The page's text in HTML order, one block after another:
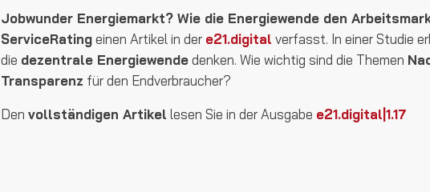
Jobwunder Energiemarkt? Wie die Energiewende den
ServiceRatingeinen Artikel in der e21.digital verfasst. In einer Studie
die dezentrale Energiewendedenken. Wie wichtig sind die Themen
Transparenz für den Endverbraucher?
Den vollständigen Artikel lesen Sie in der Ausgabe e21.digital|1.17